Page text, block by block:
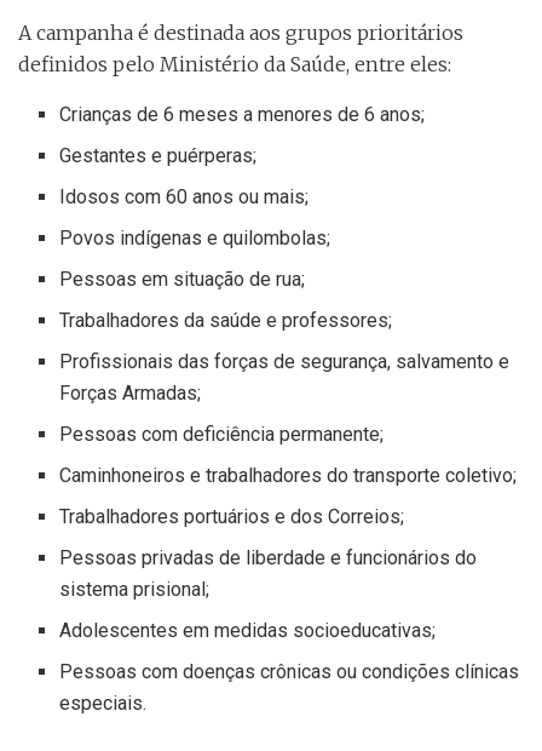
A campanha é destinada aos grupos prioritários
definidos pelo Ministério da Saúde, entre eles:
Crianças de 6 meses a menores de 6 anos;
Gestantes e puérperas;
Idosos com 60 anos ou mais;
Povos indígenas e quilombolas;
Pessoas em situação de rua;
Trabalhadores da saúde e professores;
Profissionais das forças de segurança, salvamento e
Forças Armadas;
Pessoas com deficiência permanente;
Caminhoneiros e trabalhadores do transporte coletivo;
Trabalhadores portuários e dos Correios;
Pessoas privadas de liberdade e funcionários do
sistema prisional;
Adolescentes em medidas socioeducativas;
Pessoas com doenças crônicas ou condições clínicas
especiais.